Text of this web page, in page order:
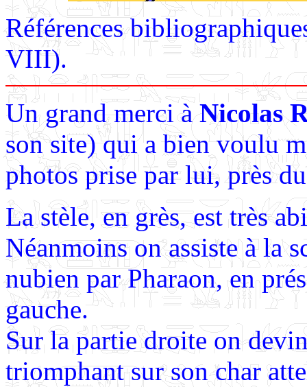
Références
VIII).
Un grand merci à Nicolas
son site) qui a bien voulu
photos prise par lui, près
La stèle, en grès, est très
Néanmoins on assiste à la
nubien par Pharaon, en
gauche.
Sur la partie droite on
triomphant sur son char